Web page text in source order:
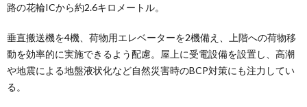
路の花輪ICから約2.6キロメートル。
垂直搬送機を4機、荷物用エレベーターを2機備え、上階への荷物移
動を効率的に実施できるよう配慮。屋上に受電設備を設置し、高潮
や地震による地盤液状化など自然災害時のBCP対策にも注力してい
る。